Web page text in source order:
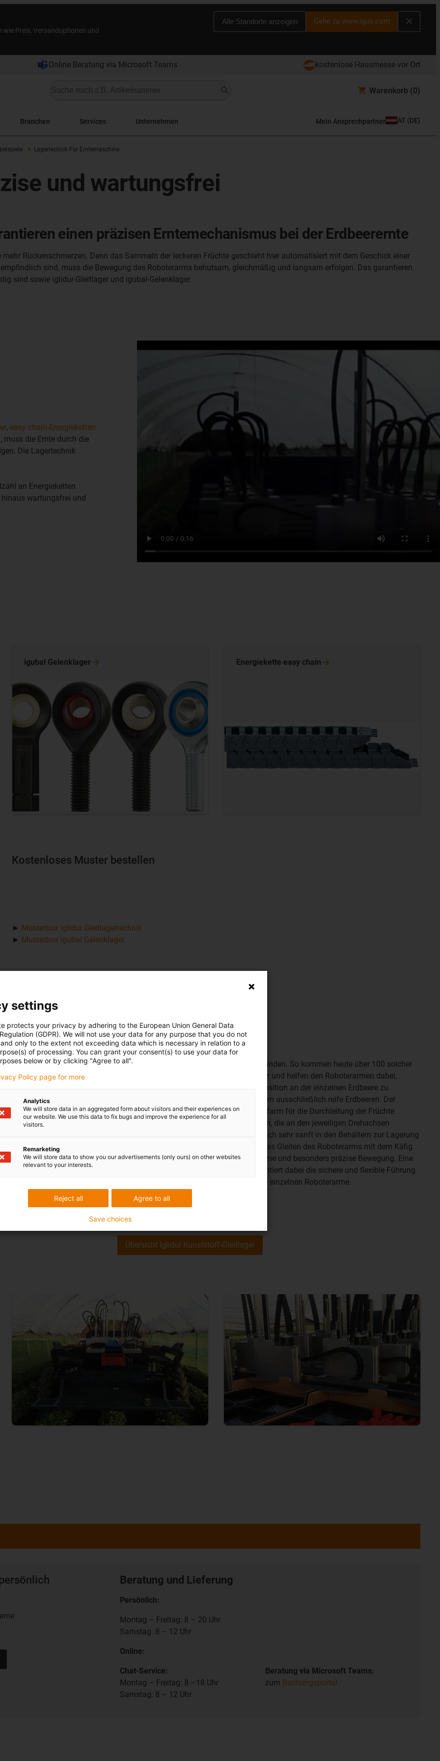
Preis, Versandoptionen und
Alle Standorte anzeigen Gehe zu www.igus.com
Online Beratung via Microsoft Teams kostenlose Hausmesse vor Ort
Warenkorb (0)
Branchen Services Unternehmen Mein Ansprechpartner AT (DE)
Lagertechnik Für Erntemaschine
und wartungsfrei
einen präzisen Erntemechanismus bei der Erdbeerernte
Rückenschmerzen. Denn das Sammeln der leckeren Früchte geschieht hier automatisiert mit dem Geschick einer
sind, muss die Bewegung des Roboterarms behutsam, gleichmäßig und langsam erfolgen. Das garantieren
sind sowie iglidur-Gleitlager und igubal-Gelenklager.
, easy chain-Energieketten
muss die Ernte durch die
Die Lagertechnik
an Energieketten
wartungsfrei und
igubal Gelenklager Energiekette easy chain
Kostenloses Muster bestellen
► Musterbox iglidur Gleitlagertechnik
► Musterbox igubal Gelenklager
das Sammeln von
verfahren über dem
legen sie schließlich in
von Lagern, die die
garantieren. Die
auch, dass eine flexible
eine besonders
besonders langsam in
Lösung
Die Lösung wurde in
gefunden. So kommen heute über 100 solcher
Gleitlager in der Erntemaschine zum Einsatz und helfen den Roboterarmen dabei,
innerhalb weniger Sekunden ihre Schneidposition an der einzelnen Erdbeere zu
erreichen. Darüber hinaus pflückt das System ausschließlich reife Erdbeeren. Der
Öffnungsmechanismus des Käfigs am Greifarm für die Durchleitung der Früchte
bestehend aus zwei symmetrischen Ventilen, die an den jeweiligen Drehachsen
verankert sind. Die Erdbeeren werden hiernach sehr sanft in den Behältern zur Lagerung
ermöglichen das Gleiten des Roboterarms mit dem Käfig
und sorgen für eine gleichmäßige, abriebarme und besonders präzise Bewegung. Eine
garantiert dabei die sichere und flexible Führung
von Leitungen für Strom und Signale an die einzelnen Roboterarme.
Übersicht iglidur Kunststoff-Gleitlager
Beratung und Lieferung
Persönlich:
Montag – Freitag: 8 – 20 Uhr
Samstag: 8 – 12 Uhr
Online:
Chat-Service:
Montag – Freitag: 8 –18 Uhr
Samstag: 8 – 12 Uhr
Beratung via Microsoft Teams:
zum Buchungsportal
settings
protects your privacy by adhering to the European Union General Data
(GDPR). We will not use your data for any purpose that you do not
only to the extent not exceeding data which is necessary in relation to a
of processing. You can grant your consent(s) to use your data for
below or by clicking "Agree to all".
Policy page for more
Analytics
We will store data in an aggregated form about visitors and their experiences on
our website. We use this data to fix bugs and improve the experience for all
visitors.
Remarketing
We will store data to show you our advertisements (only ours) on other websites
relevant to your interests.
Agree to all
Reject all
Save choices